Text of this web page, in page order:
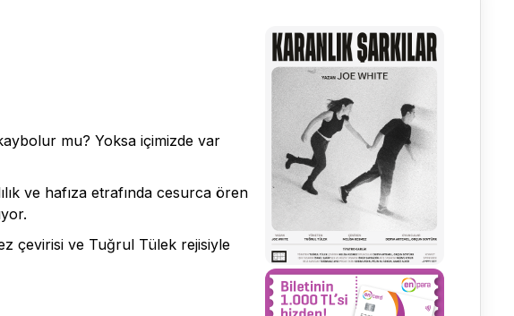
mu? Yoksa içimizde var
ve hafıza etrafında cesurca ören
çevirisi ve Tuğrul Tülek rejisiyle